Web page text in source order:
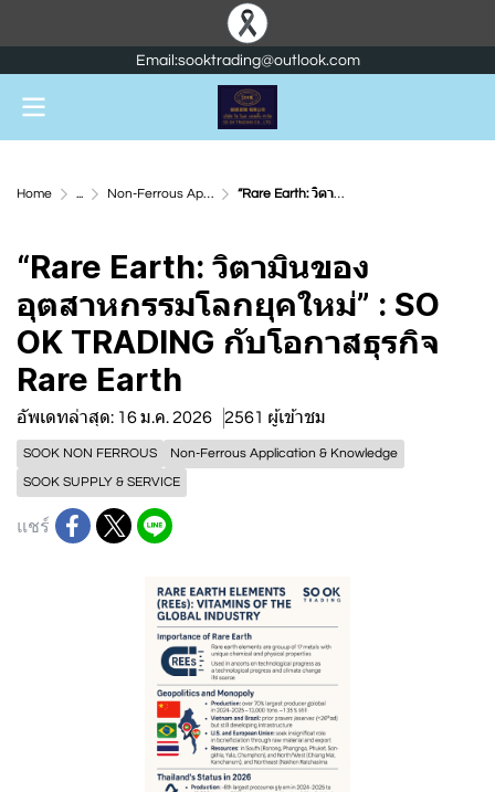
Email:sooktrading@outlook.com
Home ... Non-Ferrous Application & Knowledge “Rare Earth: วิตามินของอุตสาหกรรมโลกยุคใหม่” : SO OK TRADING กับโอกาสธุรกิจ Rare Earth
“Rare Earth: วิตามินของ
อุตสาหกรรมโลกยุคใหม่” : SO
OK TRADING กับโอกาสธุรกิจ
Rare Earth
อัพเดทล่าสุด: 16 ม.ค. 2026 2561 ผู้เข้าชม
SOOK NON FERROUS
Non-Ferrous Application & Knowledge
SOOK SUPPLY & SERVICE
แชร์